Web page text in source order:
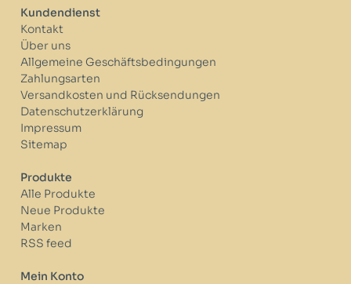
Kundendienst
Kontakt
Über uns
Allgemeine Geschäftsbedingungen
Zahlungsarten
Versandkosten und Rücksendungen
Datenschutzerklärung
Impressum
Sitemap
Produkte
Alle Produkte
Neue Produkte
Marken
RSS feed
Mein Konto